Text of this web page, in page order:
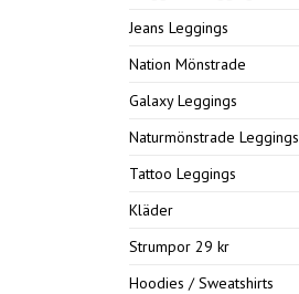
Jeans Leggings
Nation Mönstrade
Galaxy Leggings
Naturmönstrade Leggings
Tattoo Leggings
Kläder
Strumpor 29 kr
Hoodies / Sweatshirts